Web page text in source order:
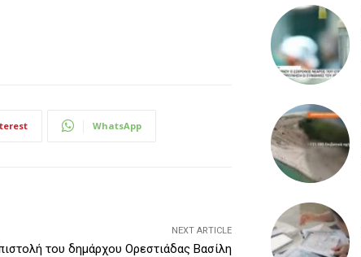
WhatsApp
NEXT ARTICLE
του δημάρχου Ορεστιάδας Βασίλη